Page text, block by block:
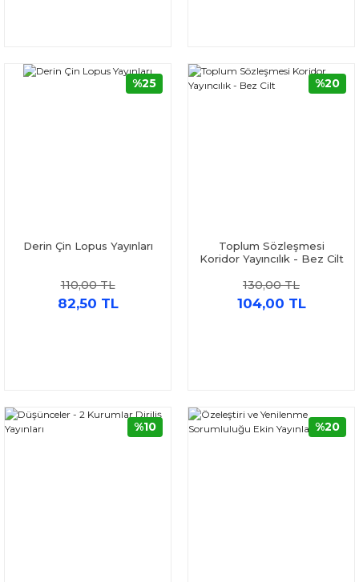
Derin Çin Lopus Yayınları
110,00 TL
82,50 TL
%25
Toplum Sözleşmesi
Koridor Yayıncılık - Bez Cilt
130,00 TL
104,00 TL
%20
%10 %20